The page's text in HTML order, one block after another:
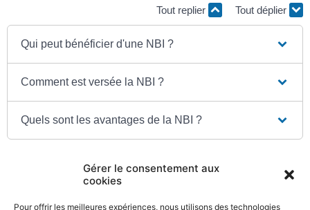
Gérer le consentement aux
cookies
Pour offrir les meilleures expériences, nous utilisons des technologies
Tout replier Tout déplier
Qui peut bénéficier d'une NBI ?
Comment est versée la NBI ?
Quels sont les avantages de la NBI ?